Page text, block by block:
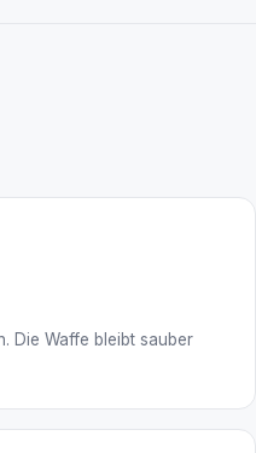
Die Waffe bleibt sauber